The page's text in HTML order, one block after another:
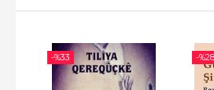
-%33 -%28